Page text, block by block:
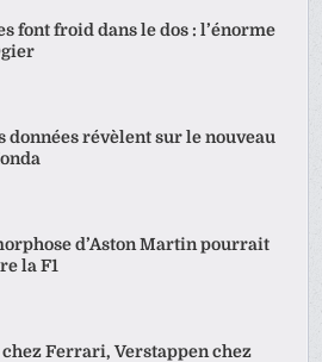
font froid dans le dos : l’énorme
données révèlent sur le nouveau
d’Aston Martin pourrait
la F1
Ferrari, Verstappen chez